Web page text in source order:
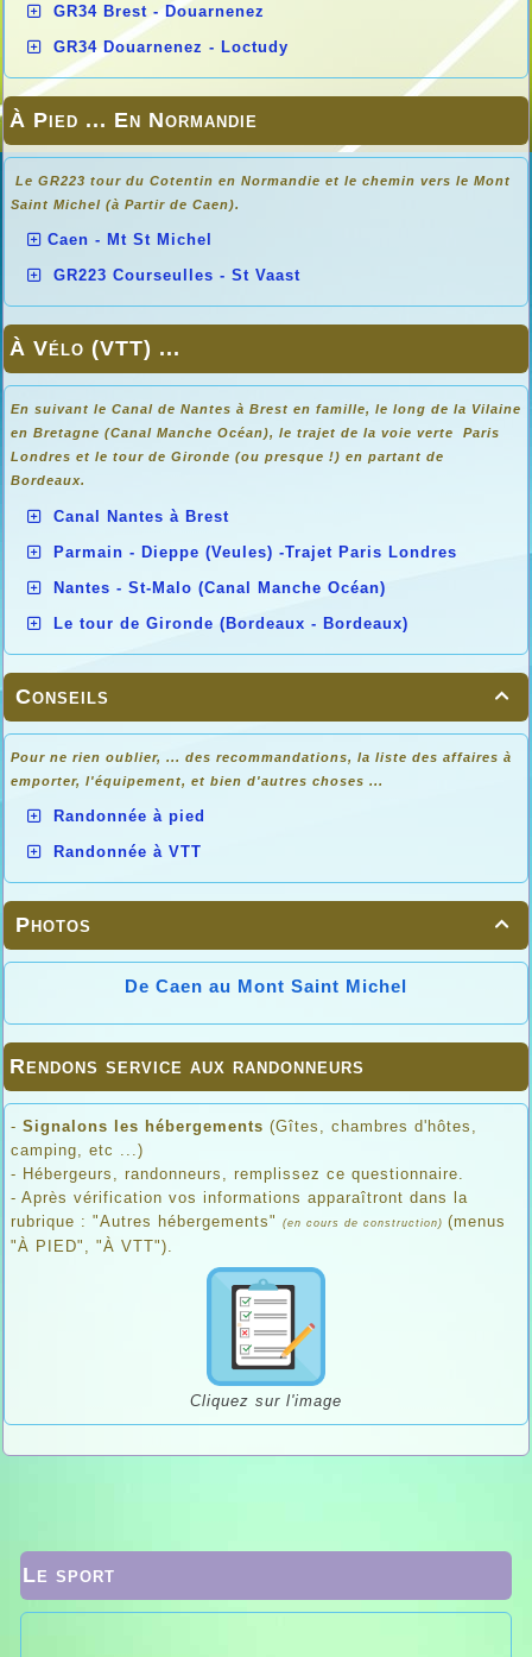
GR34 Brest - Douarnenez
GR34 Douarnenez - Loctudy
À Pied ... En Normandie
Le GR223 tour du Cotentin en Normandie et le chemin vers le Mont
Saint Michel (à Partir de Caen).
Caen - Mt St Michel
GR223 Courseulles - St Vaast
À Vélo (VTT) ...
En suivant le Canal de Nantes à Brest en famille, le long de la Vilaine
en Bretagne (Canal Manche Océan), le trajet de la voie verte Paris
Londres et le tour de Gironde (ou presque !) en partant de
Bordeaux.
Canal Nantes à Brest
Parmain - Dieppe (Veules) -Trajet Paris Londres
Nantes - St-Malo (Canal Manche Océan)
Le tour de Gironde (Bordeaux - Bordeaux)

Conseils
Pour ne rien oublier, ... des recommandations, la liste des affaires à
emporter, l'équipement, et bien d'autres choses ...
Randonnée à pied
Randonnée à VTT

Photos
De Caen au Mont Saint Michel
Rendons service aux randonneurs
- Signalons les hébergements (Gîtes, chambres d'hôtes,
camping, etc ...)
- Hébergeurs, randonneurs, remplissez ce questionnaire.
- Après vérification vos informations apparaîtront dans la
rubrique : "Autres hébergements"
(en cours de construction) (menus
"À PIED", "À VTT").
Cliquez sur l'image
Le sport